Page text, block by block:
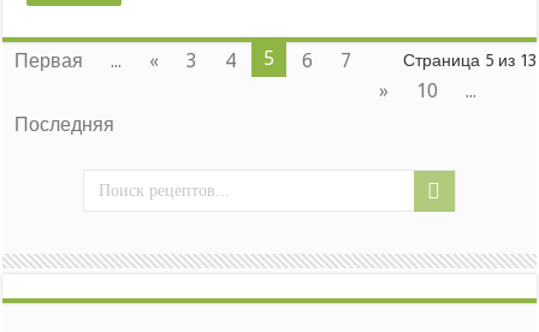
Страница 5 из 13
Первая ... « 3 4 5 6
7
»
10
...
Последняя